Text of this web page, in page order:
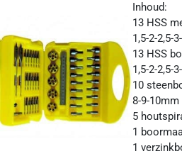
Inhoud:
13 HSS
1,5-2-2,5-
13 HSS
1,5-2-2,5-
10
8-9-10mm
5
1
1